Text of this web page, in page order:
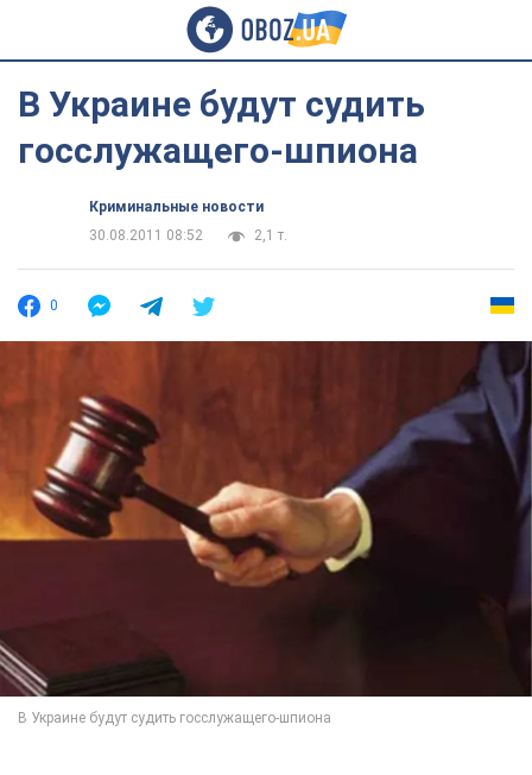
В Украине будут судить
госслужащего-шпиона
Криминальные новости
30.08.2011 08:52
2,1 т.
0